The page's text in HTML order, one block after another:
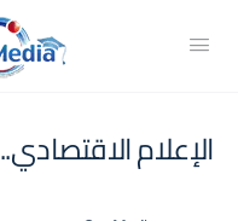
الإعلام الاقتصادي..